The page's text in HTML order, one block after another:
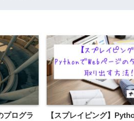
プログラ
【スプレイピング】